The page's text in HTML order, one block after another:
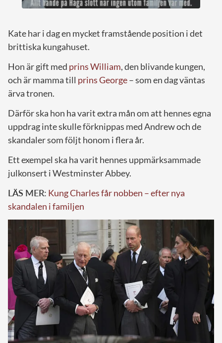
Kate har i dag en mycket framstående position i det
brittiska kungahuset.
Hon är gift med prins William, den blivande kungen,
och är mamma till prins George– som en dag väntas
ärva tronen.
Därför ska hon ha varit extra mån om att hennes egna
uppdrag inte skulle förknippas med Andrew och de
skandaler som följt honom i flera år.
Ett exempel ska ha varit hennes uppmärksammade
julkonsert i Westminster Abbey.
LÄS MER: Kung Charles får nobben – efter nya
skandalen i familjen